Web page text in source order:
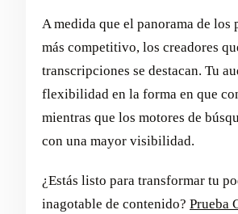
A medida que el panorama de los
más competitivo, los creadores
transcripciones se destacan. Tu
flexibilidad en la forma en que
mientras que los motores de
con una mayor visibilidad.
¿Estás listo para transformar tu
inagotable de contenido? Prueba